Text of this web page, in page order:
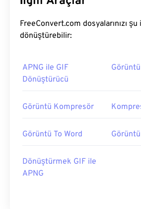
FreeConvert.com dosyalarınızı
dönüştürebilir:
APNG ile GIF
Dönüştürücü
Görüntü Kompresör
Görüntü To Word
Dönüştürmek GIF ile
APNG